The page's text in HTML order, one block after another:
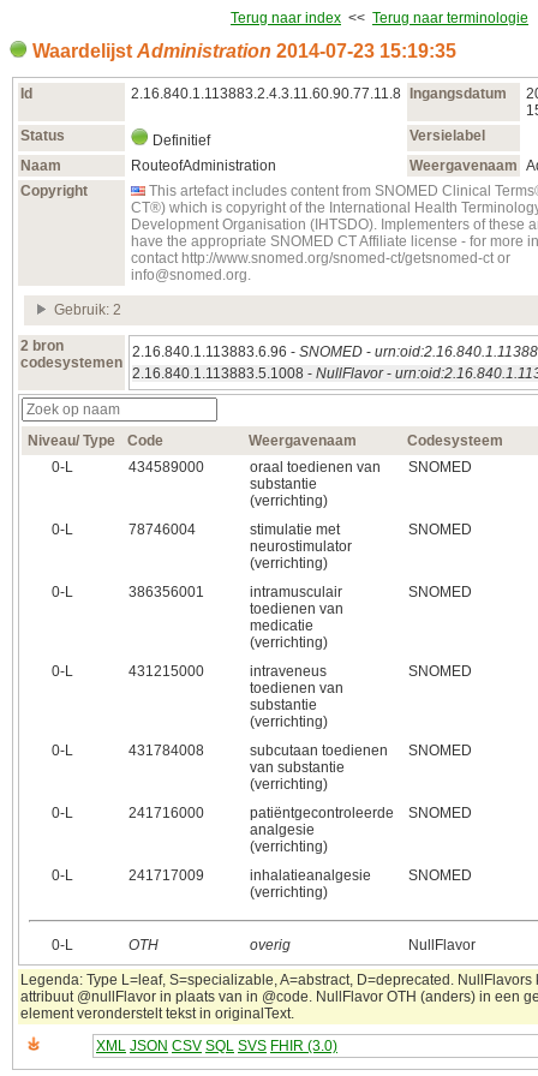
Terug naar index << Terug naar terminologie
Waardelijst Administration 2014‑07‑23 15:19:35
Id 2.16.840.1.113883.2.4.3.11.60.90.77.11.8 Ingangsdatum
Status
Definitief
Versielabel
Naam
RouteofAdministration Weergavenaam
Copyright
This artefact includes content from SNOMED Clinical
CT®) which is copyright of the International Health
Development Organisation (IHTSDO). Implementers of these
have the appropriate SNOMED CT Affiliate license - for more
contact http://www.snomed.org/snomed-ct/getsnomed-ct or
info@snomed.org.
Gebruik: 2
2 bron
codesystemen
2.16.840.1.113883.6.96 - SNOMED -
2.16.840.1.113883.5.1008 - NullFlavor-
Niveau/ Type Code Weergavenaam
Codesysteem
0‑L
434589000
oraal toedienen van
substantie
(verrichting)
SNOMED
0‑L 78746004
stimulatie met
neurostimulator
(verrichting)
SNOMED
0‑L 386356001
intramusculair
toedienen van
medicatie
(verrichting)
SNOMED
0‑L 431215000
intraveneus
toedienen van
substantie
(verrichting)
SNOMED
0‑L 431784008
subcutaan toedienen
van substantie
(verrichting)
SNOMED
0‑L 241716000
patiëntgecontroleerde
analgesie
(verrichting)
SNOMED
0‑L 241717009
inhalatieanalgesie
(verrichting)
SNOMED
0‑L OTH overig NullFlavor
Legenda: Type L=leaf, S=specializable, A=abstract, D=deprecated. NullFlavors
attribuut @nullFlavor in plaats van in @code. NullFlavor OTH (anders) in een
element veronderstelt tekst in originalText.
XML JSON CSV SQL SVS FHIR (3.0)